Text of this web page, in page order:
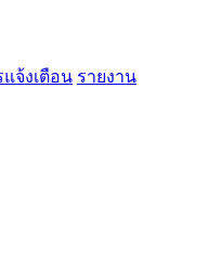
จ้งเตือน รายงาน